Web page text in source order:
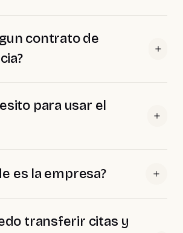
contrato de
para usar el
es la empresa?
transferir citas y